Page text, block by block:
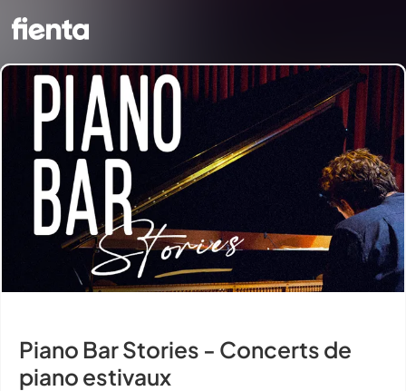
Piano Bar Stories - Concerts de
piano estivaux